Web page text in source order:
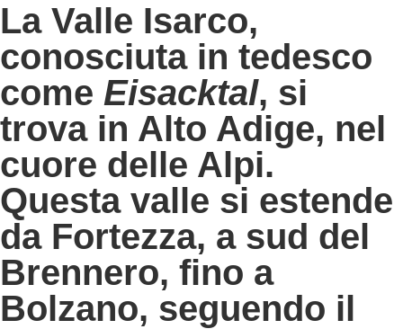
La Valle Isarco,
conosciuta in tedesco
come Eisacktal, si
trova in Alto Adige, nel
cuore delle Alpi.
Questa valle si estende
da Fortezza, a sud del
Brennero, fino a
Bolzano, seguendo il